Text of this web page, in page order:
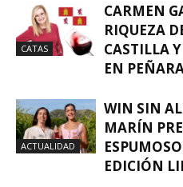
CATAS
CARMEN
RIQUEZA
CASTILLA
EN
ACTUALIDAD
WIN SIN
MARÍN
EDICIÓN